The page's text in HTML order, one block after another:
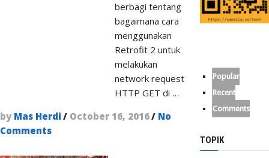
berbagi tentang
bagaimana cara
menggunakan
Retrofit 2 untuk
melakukan
network request
HTTP GET di …
by Mas Herdi / October 16, 2016/ No
Comments
Popular
Recent
Comments
TOPIK